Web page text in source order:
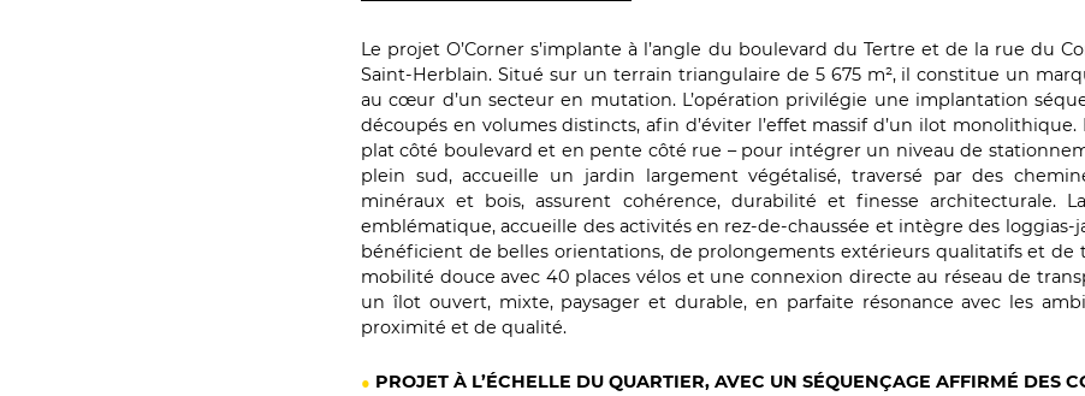
Le projet O’Corner s’implante à l’angle du boulevard du Tertre et de la rue du
Saint-Herblain. Situé sur un terrain triangulaire de 5 675 m², il constitue un
au cœur d’un secteur en mutation. L’opération privilégie une implantation
découpés en volumes distincts, afin d’éviter l’effet massif d’un ilot
plat côté boulevard et en pente côté rue – pour intégrer un niveau de
plein sud, accueille un jardin largement végétalisé, traversé par des
minéraux et bois, assurent cohérence, durabilité et finesse architecturale.
emblématique, accueille des activités en rez-de-chaussée et intègre des
bénéficient de belles orientations, de prolongements extérieurs qualitatifs et de
mobilité douce avec 40 places vélos et une connexion directe au réseau de
un îlot ouvert, mixte, paysager et durable, en parfaite résonance avec les
proximité et de qualité.
PROJET À L’ÉCHELLE DU QUARTIER, AVEC UN SÉQUENÇAGE AFFIRMÉ DES